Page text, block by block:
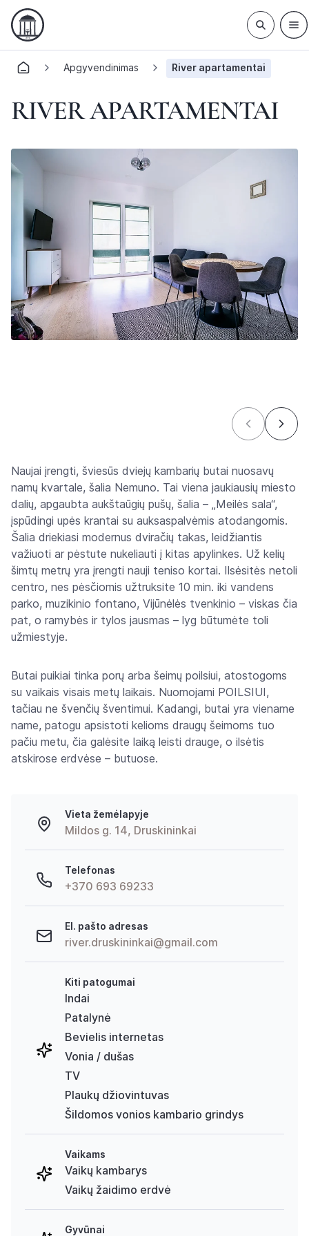
Apgyvendinimas River apartamentai
RIVER APARTAMENTAI
Naujai įrengti, šviesūs dviejų kambarių butai nuosavų
namų kvartale, šalia Nemuno. Tai viena jaukiausių miesto
dalių, apgaubta aukštaūgių pušų, šalia – „Meilės sala“,
įspūdingi upės krantai su auksaspalvėmis atodangomis.
Šalia driekiasi modernus dviračių takas, leidžiantis
važiuoti ar pėstute nukeliauti į kitas apylinkes. Už kelių
šimtų metrų yra įrengti nauji teniso kortai. Ilsėsitės netoli
centro, nes pėsčiomis užtruksite 10 min. iki vandens
parko, muzikinio fontano, Vijūnėlės tvenkinio – viskas čia
pat, o ramybės ir tylos jausmas – lyg būtumėte toli
užmiestyje.
Butai puikiai tinka porų arba šeimų poilsiui, atostogoms
su vaikais visais metų laikais. Nuomojami POILSIUI,
tačiau ne švenčių šventimui. Kadangi, butai yra viename
name, patogu apsistoti kelioms draugų šeimoms tuo
pačiu metu, čia galėsite laiką leisti drauge, o ilsėtis
atskirose erdvėse – butuose.
Vieta žemėlapyje
Mildos g. 14, Druskininkai
Telefonas
+370 693 69233
El. pašto adresas
river.druskininkai@gmail.com
Kiti patogumai
Indai
Patalynė
Bevielis internetas
Vonia / dušas
TV
Plaukų džiovintuvas
Šildomos vonios kambario grindys
Vaikams
Vaikų kambarys
Vaikų žaidimo erdvė
Gyvūnai